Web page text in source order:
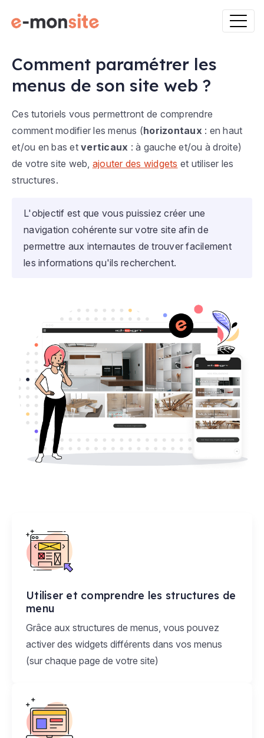
Comment paramétrer les
menus de son site web ?
Ces tutoriels vous permettront de comprendre
comment modifier les menus (horizontaux : en haut
et/ou en bas et verticaux : à gauche et/ou à droite)
de votre site web, ajouter des widgets et utiliser les
structures.
L'objectif est que vous puissiez créer une
navigation cohérente sur votre site afin de
permettre aux internautes de trouver facilement
les informations qu'ils recherchent.
Utiliser et comprendre les structures de
menu
Grâce aux structures de menus, vous pouvez
activer des widgets différents dans vos menus
(sur chaque page de votre site)